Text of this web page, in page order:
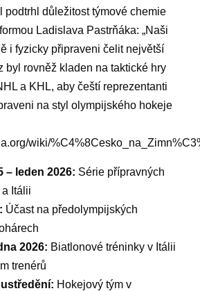
podtrhl důležitost týmové chemie
Ladislava ⁣Pastrňáka: „Naši
i​ fyzicky připraveni⁤ čelit největší
byl rovněž kladen na taktické​ hry
a KHL, aby čeští reprezentanti
na styl olympijského hokeje
wiki/
– leden 2026: Série přípravných
Itálii
Účast na předolympijských
2026: Biatlonové tréninky v Itálii
trenérů
Hokejový ⁤tým v